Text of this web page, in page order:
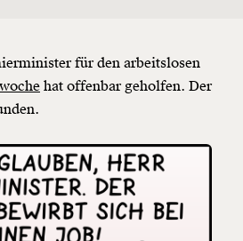
für den arbeitslosen
hat offenbar geholfen. Der